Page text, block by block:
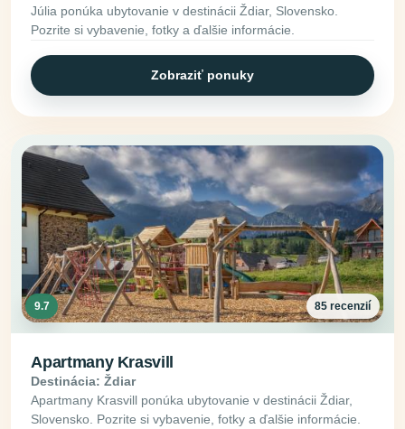
Júlia ponúka ubytovanie v destinácii Ždiar, Slovensko.
Pozrite si vybavenie, fotky a ďalšie informácie.
Zobraziť ponuky
9.7 85 recenzií
Apartmany Krasvill
Destinácia: Ždiar
Apartmany Krasvill ponúka ubytovanie v destinácii Ždiar,
Slovensko. Pozrite si vybavenie, fotky a ďalšie informácie.